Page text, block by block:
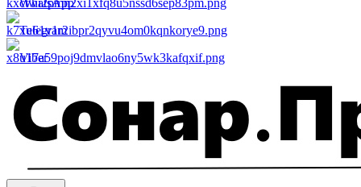
WhatsApp
Telegram
Viber